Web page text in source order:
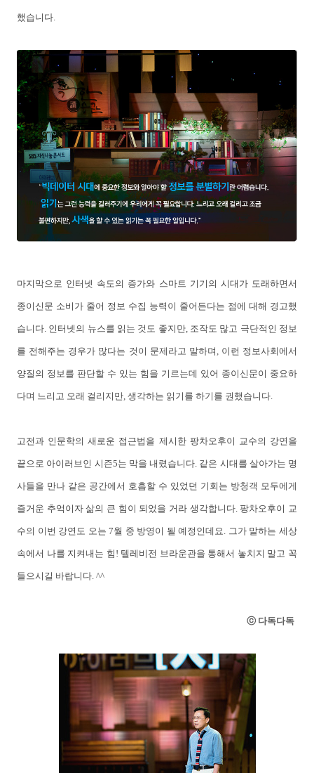
했습니다.
마지막으로 인터넷 속도의 증가와 스마트 기기의 시대가 도래하면서
종이신문 소비가 줄어 정보 수집 능력이 줄어든다는 점에 대해 경고했
습니다. 인터넷의 뉴스를 읽는 것도 좋지만, 조작도 많고 극단적인 정보
를 전해주는 경우가 많다는 것이 문제라고 말하며, 이런 정보사회에서
양질의 정보를 판단할 수 있는 힘을 기르는데 있어 종이신문이 중요하
다며 느리고 오래 걸리지만, 생각하는 읽기를 하기를 권했습니다.
고전과 인문학의 새로운 접근법을 제시한 팡차오후이 교수의 강연을
끝으로 아이러브인 시즌5는 막을 내렸습니다. 같은 시대를 살아가는 명
사들을 만나 같은 공간에서 호흡할 수 있었던 기회는 방청객 모두에게
즐거운 추억이자 삶의 큰 힘이 되었을 거라 생각합니다. 팡차오후이 교
수의 이번 강연도 오는 7월 중 방영이 될 예정인데요. 그가 말하는 세상
속에서 나를 지켜내는 힘! 텔레비전 브라운관을 통해서 놓치지 말고 꼭
들으시길 바랍니다. ^^
ⓒ 다독다독